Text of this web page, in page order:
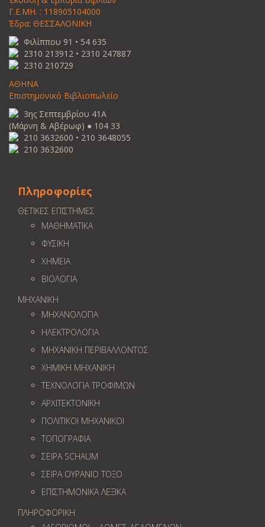
Γ.Ε.ΜΗ. : 118905104000
Έδρα: ΘΕΣΣΑΛΟΝΙΚΗ
Φιλίππου 91 • 54 635
2310 213912 • 2310 247887
2310 210729
ΑΘΗΝΑ
Επιστημονικό Βιβλιοπωλείο
3ης Σεπτεμβρίου 41Α
(Μάρνη & Αβέρωφ) ● 104 33
210 3632600 • 210 3648055
210 3632600
Πληροφορίες
ΘΕΤΙΚΕΣ ΕΠΙΣΤΗΜΕΣ
ΜΑΘΗΜΑΤΙΚΑ
ΦΥΣΙΚΗ
ΧΗΜΕΙΑ
ΒΙΟΛΟΓΙΑ
ΜΗΧΑΝΙΚΗ
ΜΗΧΑΝΟΛΟΓΙΑ
ΗΛΕΚΤΡΟΛΟΓΙΑ
ΜΗΧΑΝΙΚΗ ΠΕΡΙΒΑΛΛΟΝΤΟΣ
ΧΗΜΙΚΗ ΜΗΧΑΝΙΚΗ
ΤΕΧΝΟΛΟΓΙΑ ΤΡΟΦΙΜΩΝ
ΑΡΧΙΤΕΚΤΟΝΙΚΗ
ΠΟΛΙΤΙΚΟΙ ΜΗΧΑΝΙΚΟΙ
ΤΟΠΟΓΡΑΦΙΑ
ΣΕΙΡΑ SCHAUM
ΣΕΙΡΑ ΟΥΡΑΝΙΟ ΤΟΞΟ
ΕΠΙΣΤΗΜΟΝΙΚΑ ΛΕΞΙΚΑ
ΠΛΗΡΟΦΟΡΙΚΗ